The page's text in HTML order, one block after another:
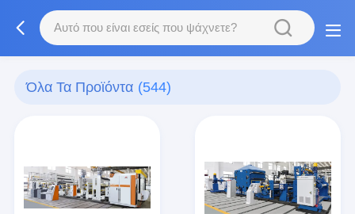
Όλα Τα Προϊόντα (544)